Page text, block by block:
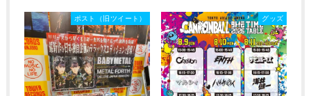
ポスト（旧ツイート） グッズ